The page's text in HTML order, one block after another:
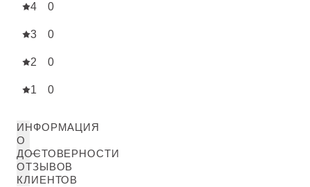
4 0
3 0
2 0
1 0
ИНФОРМАЦИЯ
О
ДОСТОВЕРНОСТИ
ОТЗЫВОВ
КЛИЕНТОВ